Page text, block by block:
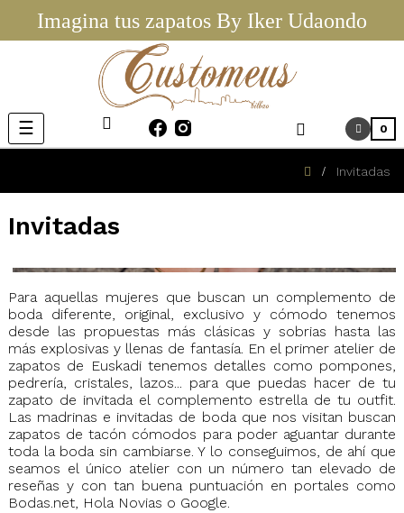
Imagina tus zapatos By Iker Udaondo
Navegación
de
☰ 0
Invitadas
Invitadas
Para aquellas mujeres que buscan un complemento de
boda diferente, original, exclusivo y cómodo tenemos
desde las propuestas más clásicas y sobrias hasta las
más explosivas y llenas de fantasía. En el primer atelier de
zapatos de Euskadi tenemos detalles como pompones,
pedrería, cristales, lazos... para que puedas hacer de tu
zapato de invitada el complemento estrella de tu outfit.
Las madrinas e invitadas de boda que nos visitan buscan
zapatos de tacón cómodos para poder aguantar durante
toda la boda sin cambiarse. Y lo conseguimos, de ahí que
seamos el único atelier con un número tan elevado de
reseñas y con tan buena puntuación en portales como
Bodas.net, Hola Novias o Google.